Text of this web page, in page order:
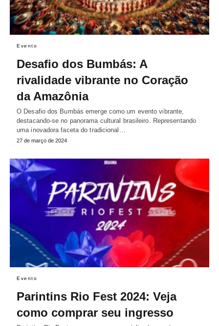
Evento
Desafio dos Bumbás: A
rivalidade vibrante no Coração
da Amazônia
O Desafio dos Bumbás emerge como um evento vibrante,
destacando-se no panorama cultural brasileiro. Representando
uma inovadora faceta do tradicional…
27 de março de 2024
Evento
Parintins Rio Fest 2024: Veja
como comprar seu ingresso